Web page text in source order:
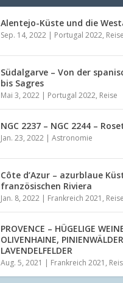
Alentejo-Küste und die
Sep. 14, 2022 | Portugal 2022, Reise
Südalgarve – Von der
bis Sagres
Mai 3, 2022 | Portugal 2022, Reise
NGC 2237 – NGC 2244 –
Jan. 23, 2022 |Astronomie
Côte d’Azur – azurblaue
französischen Riviera
Jan. 8, 2022 | Frankreich 2021 , Reise
PROVENCE – HÜGELIGE
OLIVENHAINE,
LAVENDELFELDER
Aug. 5, 2021 | Frankreich 2021 ,